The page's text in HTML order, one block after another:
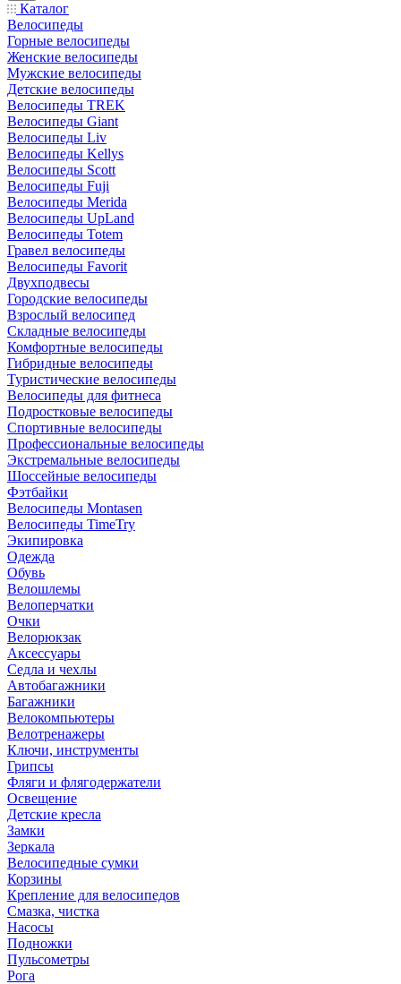
Каталог
Велосипеды
Горные велосипеды
Женские велосипеды
Мужские велосипеды
Детские велосипеды
Велосипеды TREK
Велосипеды Giant
Велосипеды Liv
Велосипеды Kellys
Велосипеды Scott
Велосипеды Fuji
Велосипеды Merida
Велосипеды UpLand
Велосипеды Totem
Гравел велосипеды
Велосипеды Favorit
Двухподвесы
Городские велосипеды
Взрослый велосипед
Складные велосипеды
Комфортные велосипеды
Гибридные велосипеды
Туристические велосипеды
Велосипеды для фитнеса
Подростковые велосипеды
Спортивные велосипеды
Профессиональные велосипеды
Экстремальные велосипеды
Шоссейные велосипеды
Фэтбайки
Велосипеды Montasen
Велосипеды TimeTry
Экипировка
Одежда
Обувь
Велошлемы
Велоперчатки
Очки
Велорюкзак
Аксессуары
Седла и чехлы
Автобагажники
Багажники
Велокомпьютеры
Велотренажеры
Ключи, инструменты
Грипсы
Фляги и флягодержатели
Освещение
Детские кресла
Замки
Зеркала
Велосипедные сумки
Корзины
Крепление для велосипедов
Смазка, чистка
Насосы
Подножки
Пульсометры
Рога